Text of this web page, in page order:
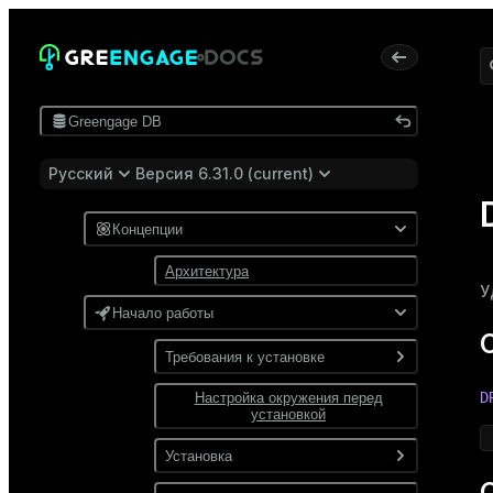
Greengage DB
Русский Версия 6.31.0 (current)
Концепции
Архитектура
Начало работы
Требования к установке
Программные требования
Требования к сети
Настройка окружения перед
установкой
Установка